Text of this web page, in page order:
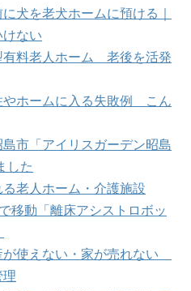
犬を老犬ホームに預ける｜
ない
有料老人ホーム 老後を活発
やホームに入る失敗例 こん
市「アイリスガーデン昭島
した
老人ホーム・介護施設
移動「離床アシストロボッ
使えない・家が売れない